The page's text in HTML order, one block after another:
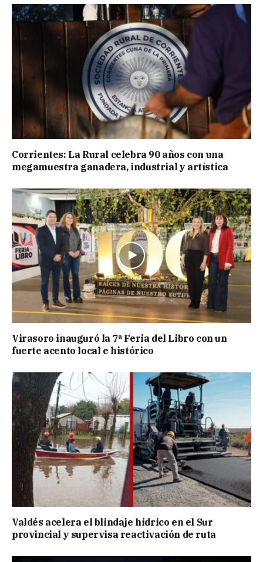
Corrientes: La Rural celebra 90 años con una
megamuestra ganadera, industrial y artística
Virasoro inauguró la 7ª Feria del Libro con un
fuerte acento local e histórico
Valdés acelera el blindaje hídrico en el Sur
provincial y supervisa reactivación de ruta